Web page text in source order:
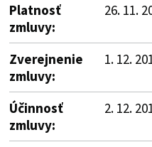
Platnosť
zmluvy:
26. 11.
Zverejnenie
zmluvy:
1. 12.
Účinnosť
zmluvy:
2. 12.